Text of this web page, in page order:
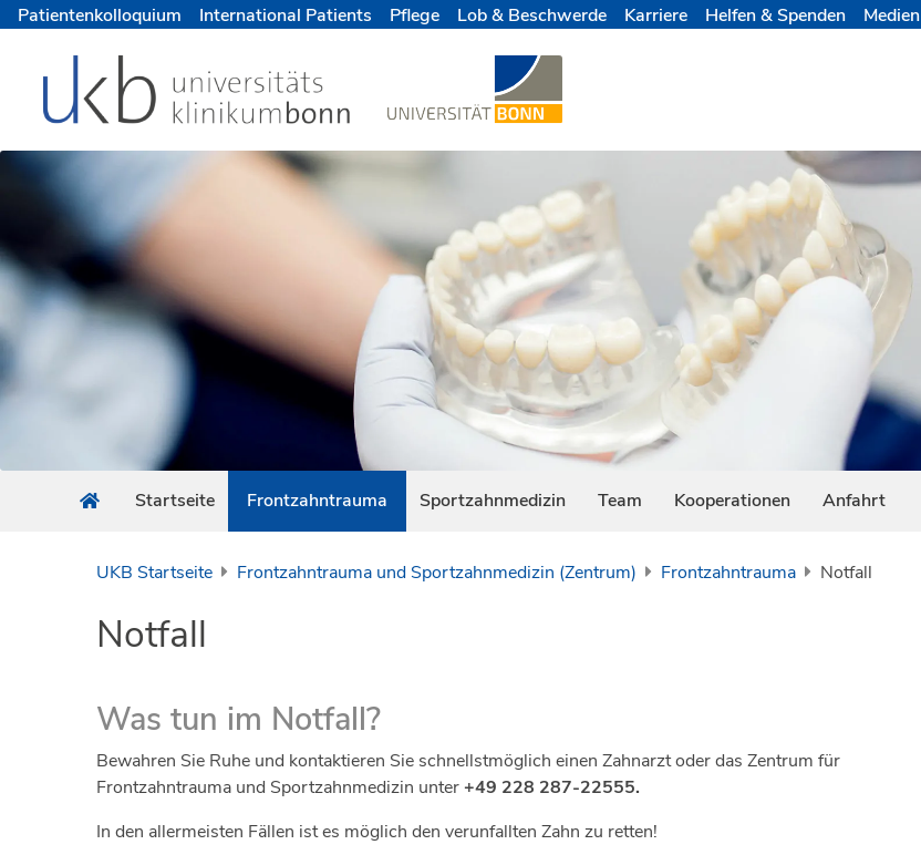
Patientenkolloquium International Patients Pflege Lob & Beschwerde Karriere Helfen & Spenden Medien
Startseite Frontzahntrauma Sportzahnmedizin Team Kooperationen Anfahrt
UKB Startseite Frontzahntrauma und Sportzahnmedizin (Zentrum) Frontzahntrauma Notfall
Notfall
Was tun im Notfall?
Bewahren Sie Ruhe und kontaktieren Sie schnellstmöglich einen Zahnarzt oder das Zentrum für
Frontzahntrauma und Sportzahnmedizin unter +49 228 287-22555.
In den allermeisten Fällen ist es möglich den verunfallten Zahn zu retten!